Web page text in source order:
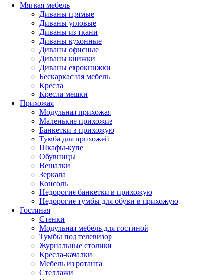
Мягкая мебель
Диваны прямые
Диваны угловые
Диваны из ткани
Диваны кухонные
Диваны офисные
Диваны книжки
Диваны еврокнижки
Бескаркасная мебель
Кресла
Кресла мешки
Прихожая
Модульная прихожая
Маленькие прихожие
Банкетки в прихожую
Тумба для прихожей
Шкафы-купе
Обувницы
Вешалки
Зеркала
Консоль
Недорогие банкетки в прихожую
Недорогие тумбы для обуви в прихожую
Гостиная
Стенки
Модульная мебель для гостиной
Тумбы под телевизор
Журнальные столики
Кресла-качалки
Мебель из ротанга
Стеллажи